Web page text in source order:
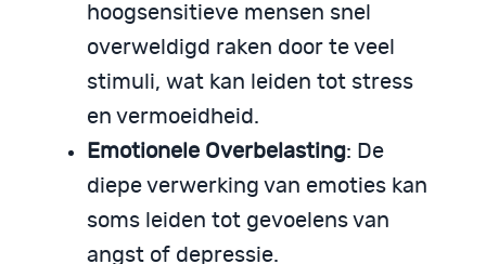
hoogsensitieve mensen snel
overweldigd raken door te veel
stimuli, wat kan leiden tot stress
en vermoeidheid.
Emotionele Overbelasting: De
diepe verwerking van emoties kan
soms leiden tot gevoelens van
angst of depressie.